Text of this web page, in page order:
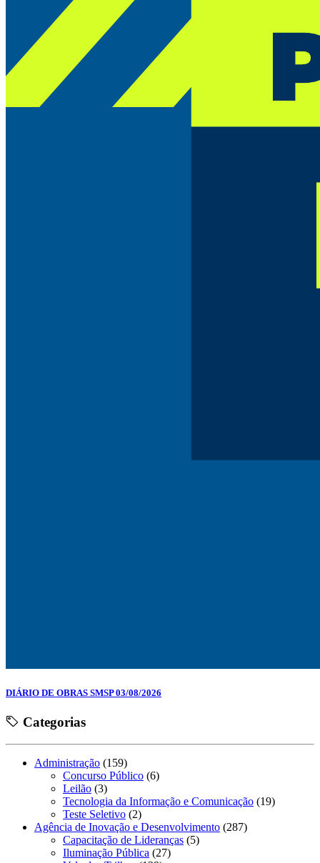
DIÁRIO DE OBRAS SMSP 03/08/2026
Categorias
Administração (159)
Concurso Público (6)
Leilão (3)
Tecnologia da Informação e Comunicação (19)
Teste Seletivo (2)
Agência de Inovação e Desenvolvimento (287)
Capacitação de Lideranças (5)
Iluminação Pública (27)